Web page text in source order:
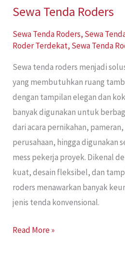
Sewa Tenda Roders
Sewa Tenda Roders, Sewa
Roder Terdekat, Sewa Tenda
Sewa tenda roders menjadi
yang membutuhkan ruang
dengan tampilan elegan dan
banyak digunakan untuk
dari acara pernikahan, pameran,
perusahaan, hingga digunakan
mess pekerja proyek. Dikenal
kuat, desain fleksibel, dan
roders menawarkan banyak
jenis tenda konvensional.
Read More »